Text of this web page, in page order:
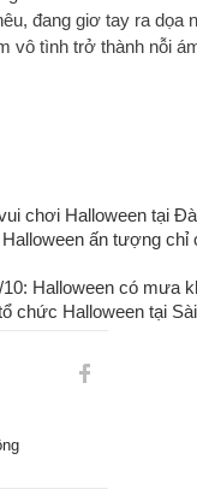
đang giơ tay ra dọa
vô tình trở thành nỗi
chơi Halloween tại
ấn tượng chỉ
Halloween có mưa
chức Halloween tại